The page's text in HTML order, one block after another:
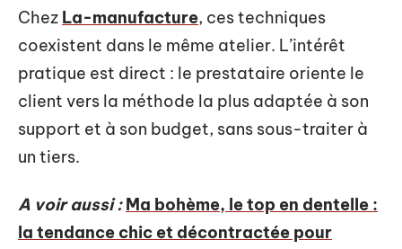
Chez La-manufacture, ces techniques
coexistent dans le même atelier. L’intérêt
pratique est direct : le prestataire oriente le
client vers la méthode la plus adaptée à son
support et à son budget, sans sous-traiter à
un tiers.
A voir aussi : Ma bohème, le top en dentelle :
la tendance chic et décontractée pour